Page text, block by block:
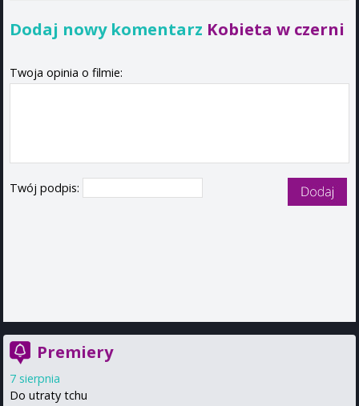
Dodaj nowy komentarz Kobieta w czerni
Twoja opinia o filmie:
Twój podpis:
Premiery
7 sierpnia
Do utraty tchu